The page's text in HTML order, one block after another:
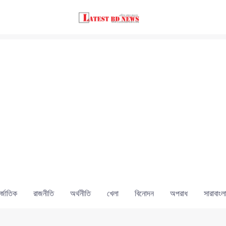
রাজনীতি অর্থনীতি খেলা বিনোদন অপরাধ সারাবাংলা